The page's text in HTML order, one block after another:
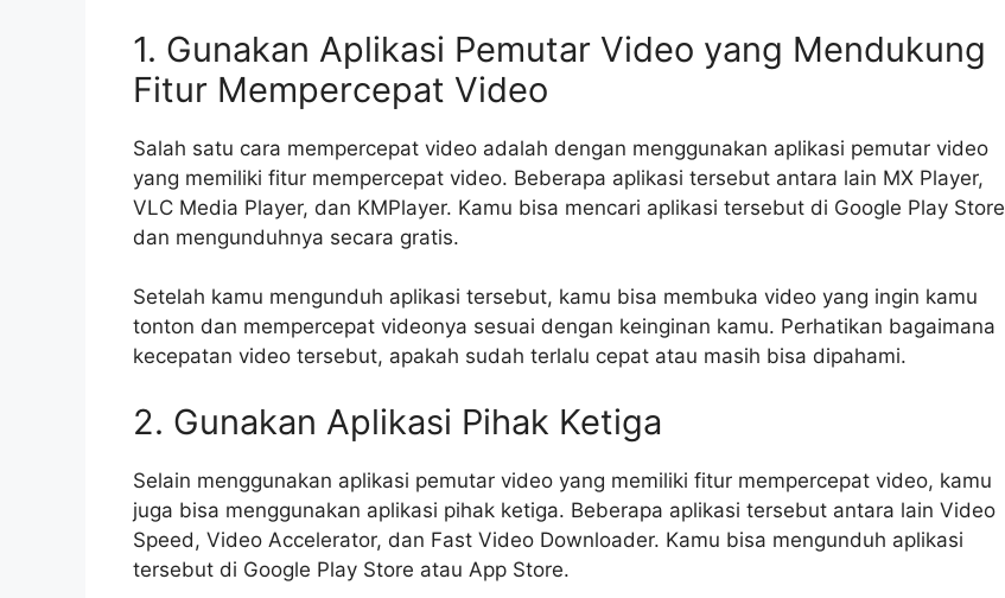
1. Gunakan Aplikasi Pemutar Video yang Mendukung
Fitur Mempercepat Video
Salah satu cara mempercepat video adalah dengan menggunakan aplikasi pemutar video
yang memiliki fitur mempercepat video. Beberapa aplikasi tersebut antara lain MX Player,
VLC Media Player, dan KMPlayer. Kamu bisa mencari aplikasi tersebut di Google Play Store
dan mengunduhnya secara gratis.
Setelah kamu mengunduh aplikasi tersebut, kamu bisa membuka video yang ingin kamu
tonton dan mempercepat videonya sesuai dengan keinginan kamu. Perhatikan bagaimana
kecepatan video tersebut, apakah sudah terlalu cepat atau masih bisa dipahami.
2. Gunakan Aplikasi Pihak Ketiga
Selain menggunakan aplikasi pemutar video yang memiliki fitur mempercepat video, kamu
juga bisa menggunakan aplikasi pihak ketiga. Beberapa aplikasi tersebut antara lain Video
Speed, Video Accelerator, dan Fast Video Downloader. Kamu bisa mengunduh aplikasi
tersebut di Google Play Store atau App Store.